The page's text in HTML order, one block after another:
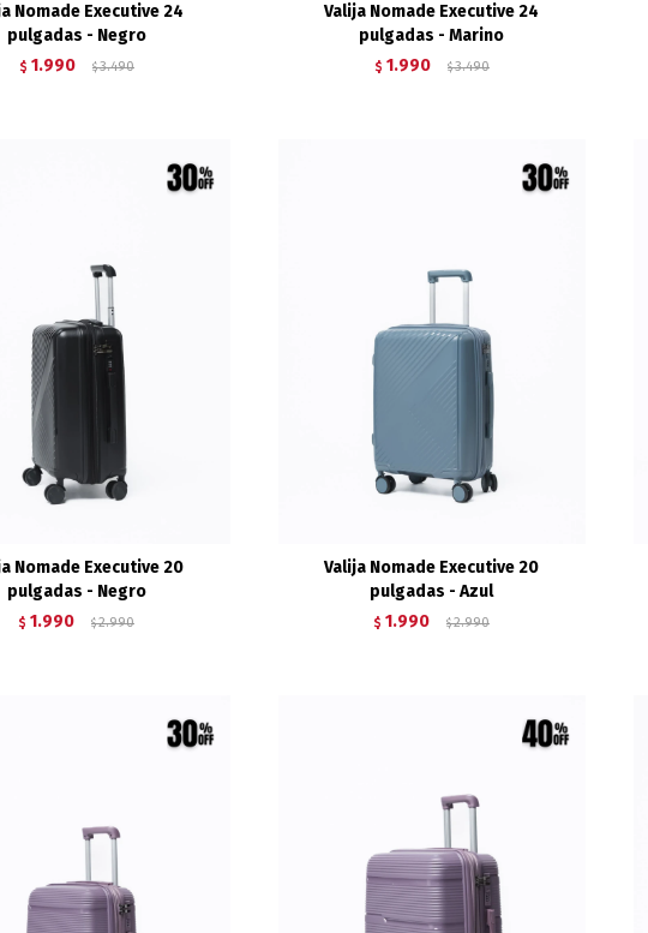
Nomade Executive 24
pulgadas - Negro
$ 1.990 $ 3.490
Valija Nomade Executive 24
pulgadas - Marino
$ 1.990 $ 3.490
Nomade Executive 20
pulgadas - Negro
$ 1.990 $ 2.990
Valija Nomade Executive 20
pulgadas - Azul
$ 1.990 $ 2.990